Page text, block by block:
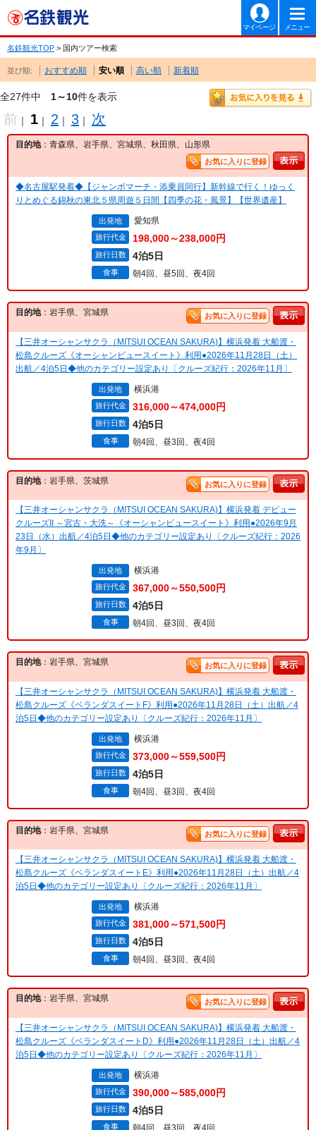
マイページ メニュー
名鉄観光TOP > 国内ツアー検索
並び順: おすすめ順 安い順 高い順 新着順
全27件中 1～10件を表示
前 ｜ 1 ｜ 2 ｜ 3 ｜ 次
目的地：青森県、岩手県、宮城県、秋田県、山形県
お気に入りに登録
◆名古屋駅発着◆【ジャンボマーチ・添乗員同行】新幹線で行く！ゆっく
りとめぐる錦秋の東北５県周遊５日間【四季の花・風景】【世界遺産】
出発地 愛知県
旅行代金 198,000～238,000円
旅行日数 4泊5日
食事 朝4回、昼5回、夜4回
目的地：岩手県、宮城県 お気に入りに登録
【三井オーシャンサクラ（MITSUI OCEAN SAKURA)】横浜発着 大船渡・
松島クルーズ《オーシャンビュースイート》利用●2026年11月28日（土）
出航／4泊5日◆他のカテゴリー設定あり〔クルーズ紀行：2026年11月〕
出発地 横浜港
旅行代金 316,000～474,000円
旅行日数 4泊5日
食事 朝4回、昼3回、夜4回
目的地：岩手県、茨城県 お気に入りに登録
【三井オーシャンサクラ（MITSUI OCEAN SAKURA)】横浜発着 デビュー
クルーズII ～宮古・大洗～《オーシャンビュースイート》利用●2026年9月
23日（水）出航／4泊5日◆他のカテゴリー設定あり〔クルーズ紀行：2026
年9月〕
出発地 横浜港
旅行代金 367,000～550,500円
旅行日数 4泊5日
食事 朝4回、昼3回、夜4回
目的地：岩手県、宮城県 お気に入りに登録
【三井オーシャンサクラ（MITSUI OCEAN SAKURA)】横浜発着 大船渡・
松島クルーズ《ベランダスイートF》利用●2026年11月28日（土）出航／4
泊5日◆他のカテゴリー設定あり〔クルーズ紀行：2026年11月〕
出発地 横浜港
旅行代金 373,000～559,500円
旅行日数 4泊5日
食事 朝4回、昼3回、夜4回
目的地：岩手県、宮城県 お気に入りに登録
【三井オーシャンサクラ（MITSUI OCEAN SAKURA)】横浜発着 大船渡・
松島クルーズ《ベランダスイートE》利用●2026年11月28日（土）出航／4
泊5日◆他のカテゴリー設定あり〔クルーズ紀行：2026年11月〕
出発地 横浜港
旅行代金 381,000～571,500円
旅行日数 4泊5日
食事 朝4回、昼3回、夜4回
目的地：岩手県、宮城県 お気に入りに登録
【三井オーシャンサクラ（MITSUI OCEAN SAKURA)】横浜発着 大船渡・
松島クルーズ《ベランダスイートD》利用●2026年11月28日（土）出航／4
泊5日◆他のカテゴリー設定あり〔クルーズ紀行：2026年11月〕
出発地 横浜港
旅行代金 390,000～585,000円
旅行日数 4泊5日
食事 朝4回、昼3回、夜4回